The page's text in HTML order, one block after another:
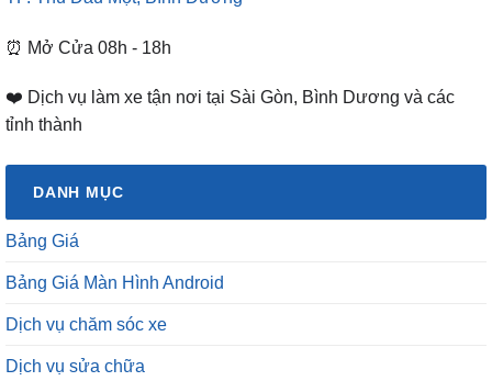
⏰ Mở Cửa 08h - 18h
❤️ Dịch vụ làm xe tận nơi tại Sài Gòn, Bình Dương và các
tỉnh thành
DANH MỤC
Bảng Giá
Bảng Giá Màn Hình Android
Dịch vụ chăm sóc xe
Dịch vụ sửa chữa